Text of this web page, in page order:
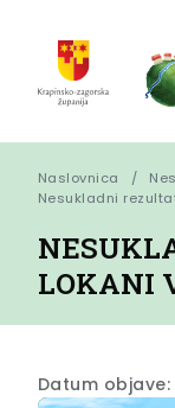
Naslovnica
Nesukladni
LOKANI
Datum objave: